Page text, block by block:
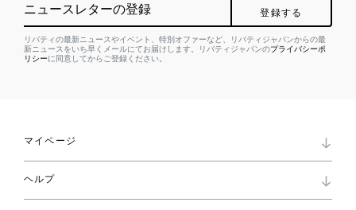
ニュースレターの登録 登録する
リバティの最新ニュースやイベント、特別オファーなど、リバティジャパンからの最
新ニュースをいち早くメールにてお届けします。リバティジャパンのプライバシーポ
リシーに同意してからご登録ください。
マイページ
ロイヤリティプログラム
パスワード再設定
ヘルプ